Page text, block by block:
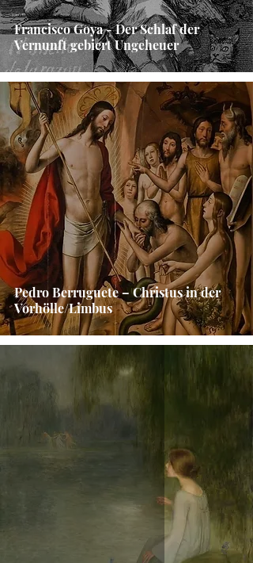
Francisco Goya - Der Schlaf der
Vernunft gebiert Ungeheuer
Pedro Berruguete – Christus in der
Vorhölle/Limbus